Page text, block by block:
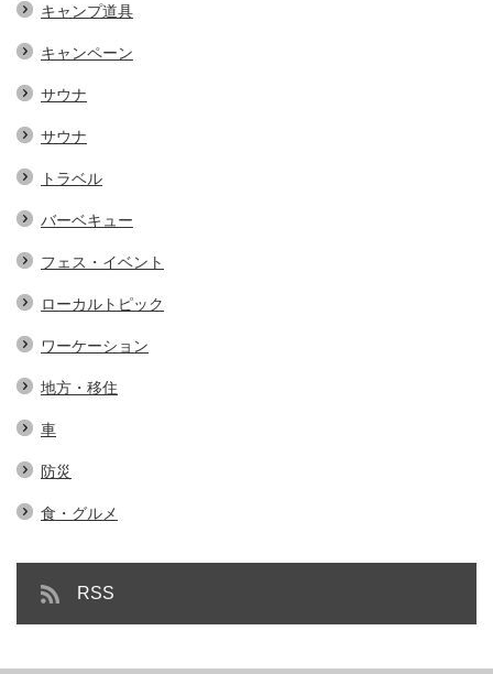
キャンプ道具
キャンペーン
サウナ
サウナ
トラベル
バーベキュー
フェス・イベント
ローカルトピック
ワーケーション
地方・移住
車
防災
食・グルメ
RSS